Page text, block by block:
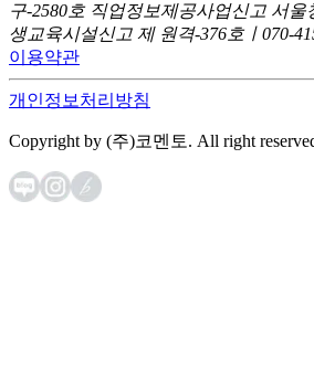
구-2580호 직업정보제공사업신고 서울
생교육시설신고 제 원격-376호ㅣ070-
이용약관
개인정보처리방침
Copyright by (주)코멘토. All right